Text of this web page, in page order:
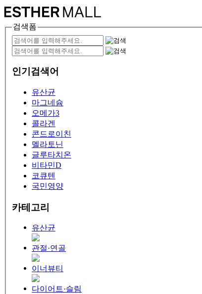
검색폼
인기검색어
유산균
마그네슘
오메가3
콜라겐
콘드로이친
멜라토닌
글루타치온
비타민D
코큐텐
국민영양
카테고리
유산균
관절·연골
이너뷰티
다이어트·슬림